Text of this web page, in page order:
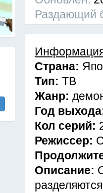
Раздающий
Страна:
Тип: ТВ
Жанр:
Год
Кол серий:
Режиссер:
Описание: